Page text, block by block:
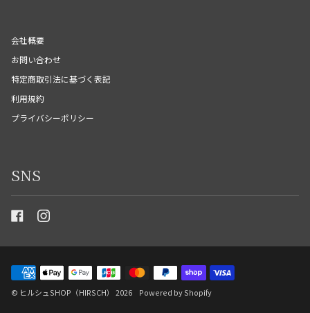
会社概要
お問い合わせ
特定商取引法に基づく表記
利用規約
プライバシーポリシー
SNS
© ヒルシュSHOP（HIRSCH） 2026 Powered by Shopify